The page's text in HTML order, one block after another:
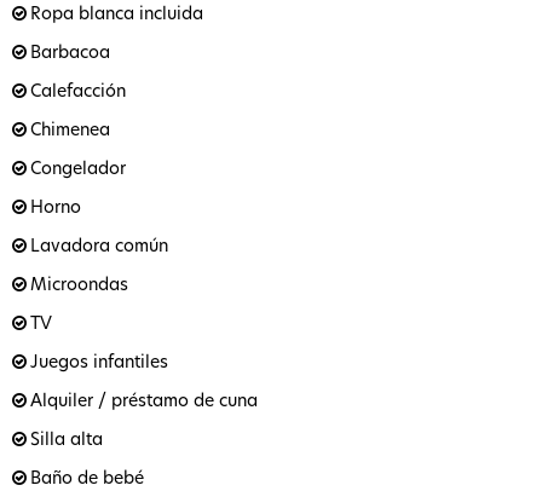
Ropa blanca incluida
Barbacoa
Calefacción
Chimenea
Congelador
Horno
Lavadora común
Microondas
TV
Juegos infantiles
Alquiler / préstamo de cuna
Silla alta
Baño de bebé